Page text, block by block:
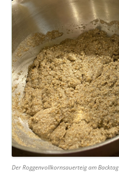
Der Roggenvollkornsauerteig am Backtag